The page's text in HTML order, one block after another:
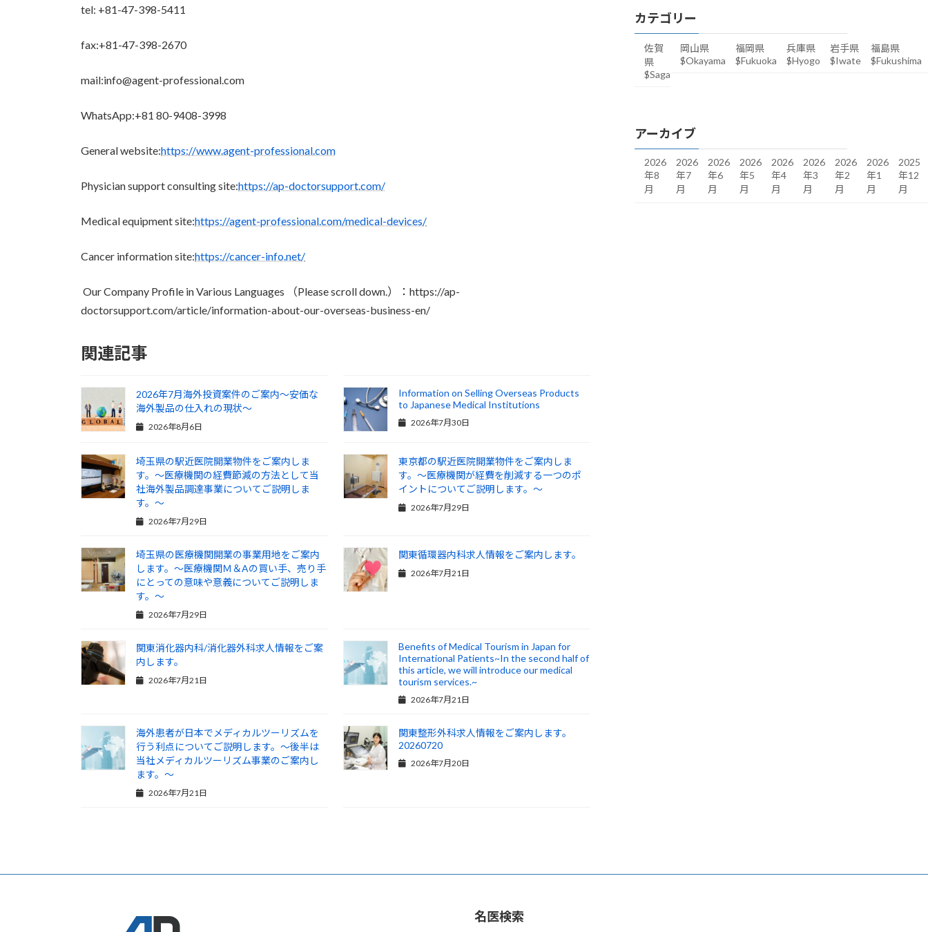
tel: +81-47-398-5411
fax:+81-47-398-2670
mail:info@agent-professional.com
WhatsApp:+81 80-9408-3998
General website:https://www.agent-professional.com
Physician support consulting site:https://ap-doctorsupport.com/
Medical equipment site:https://agent-professional.com/medical-devices/
Cancer information site:https://cancer-info.net/
Our Company Profile in Various Languages （Please scroll down.）：https://ap-
doctorsupport.com/article/information-about-our-overseas-business-en/
関連記事
2026年7月海外投資案件のご案内～安価な
海外製品の仕入れの現状～
2026年8月6日
Information on Selling Overseas Products
to Japanese Medical Institutions
2026年7月30日
埼玉県の駅近医院開業物件をご案内しま
す。～医療機関の経費節減の方法として当
社海外製品調達事業についてご説明しま
す。～
2026年7月29日
東京都の駅近医院開業物件をご案内しま
す。～医療機関が経費を削減する一つのポ
イントについてご説明します。～
2026年7月29日
埼玉県の医療機関開業の事業用地をご案内
します。～医療機関Ｍ＆Aの買い手、売り手
にとっての意味や意義についてご説明しま
す。～
2026年7月29日
関東循環器内科求人情報をご案内します。
2026年7月21日
関東消化器内科/消化器外科求人情報をご案
内します。
2026年7月21日
Benefits of Medical Tourism in Japan for
International Patients~In the second half of
this article, we will introduce our medical
tourism services.~
2026年7月21日
海外患者が日本でメディカルツーリズムを
行う利点についてご説明します。～後半は
当社メディカルツーリズム事業のご案内し
ます。～
2026年7月21日
関東整形外科求人情報をご案内します。
20260720
2026年7月20日
カテゴリー
佐賀
県
$Saga
岡山県
$Okayama
福岡県
$Fukuoka
兵庫県
$Hyogo
岩手県
$Iwate
福島県
$Fukushima
アーカイブ
2026
年8
月
2026
年7
月
2026
年6
月
2026
年5
月
2026
年4
月
2026
年3
月
2026
年2
月
2026
年1
月
2025
年12
月
名医検索